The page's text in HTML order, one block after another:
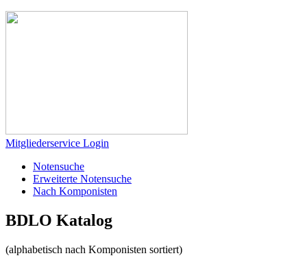
Mitgliederservice Login
Notensuche
Erweiterte Notensuche
Nach Komponisten
BDLO Katalog
(alphabetisch nach Komponisten sortiert)